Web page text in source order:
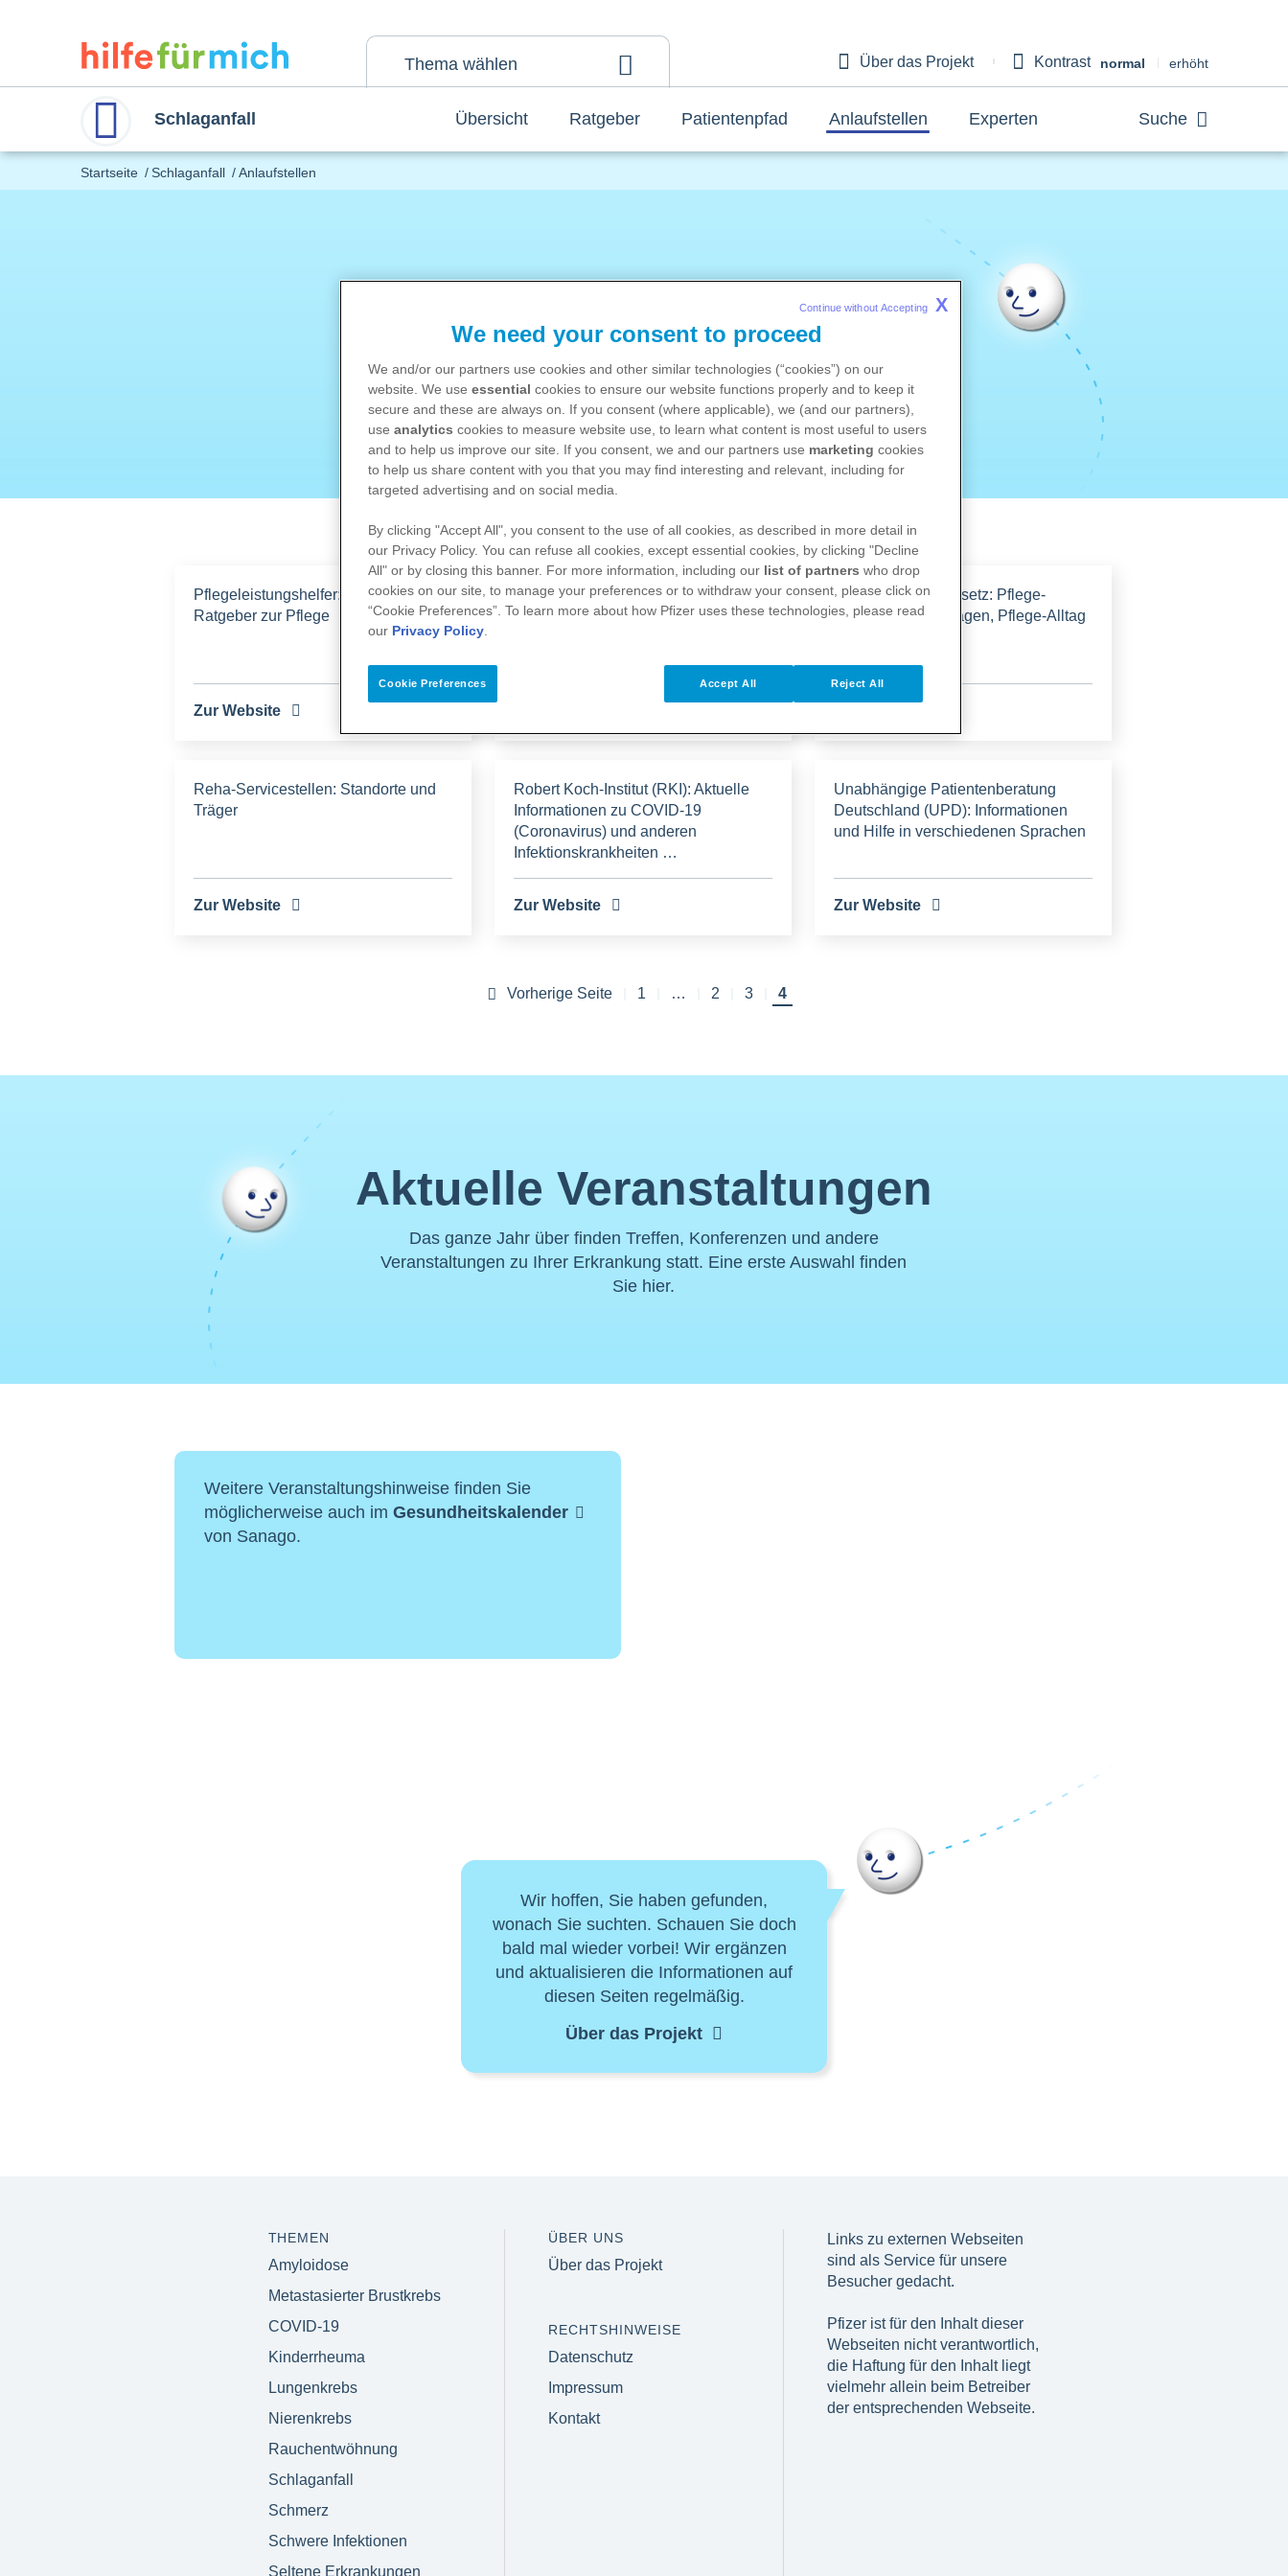
Thema wählen About
Über das Projekt Kontrast normal erhöht
Schlaganfall
Main
menu
Übersicht Ratgeber Patientenpfad Anlaufstellen Experten Suche
Startseite Schlaganfall Anlaufstellen
Diese Veranstaltungen, Organisationen, Plattformen und Foren
beschäftigen sich mit Ihrer Erkrankung. Hier finden Austausch mit
anderen, die vor den gleichen Herausforderungen stehen wie Sie.
Pflegeleistungshelfer: Digitaler
Ratgeber zur Pflege
Zur Website
Pflegenaut: Informationsportal für
pflegende Angehörige
Pflegestärkungsgesetz: Pflege-
Wissen, Pflege-Fragen, Pflege-Alltag
Reha-Servicestellen: Standorte und
Träger
Zur Website
Robert Koch-Institut (RKI): Aktuelle
Informationen zu COVID-19
(Coronavirus) und anderen
Infektionskrankheiten …
Zur Website
Unabhängige Patientenberatung
Deutschland (UPD): Informationen
und Hilfe in verschiedenen Sprachen
Zur Website
Seitennummerierung
Vorherige Seite
Vorherige Seite
Erste
1 … Seite
2 Seite
3
Aktuelle
Seite
4
Aktuelle Veranstaltungen
Das ganze Jahr über finden Treffen, Konferenzen und andere
Veranstaltungen zu Ihrer Erkrankung statt. Eine erste Auswahl finden
Sie hier.
Weitere Veranstaltungshinweise finden Sie
möglicherweise auch im Gesundheitskalender
von Sanago.
Wir hoffen, Sie haben gefunden,
wonach Sie suchten. Schauen Sie doch
bald mal wieder vorbei! Wir ergänzen
und aktualisieren die Informationen auf
diesen Seiten regelmäßig.
Über das Projekt
THEMEN
Amyloidose
Metastasierter Brustkrebs
COVID-19
Kinderrheuma
Lungenkrebs
Nierenkrebs
Rauchentwöhnung
Schlaganfall
Schmerz
Schwere Infektionen
Seltene Erkrankungen
ÜBER UNS
Über das Projekt
RECHTSHINWEISE
Datenschutz
Impressum
Kontakt
Links zu externen Webseiten
sind als Service für unsere
Besucher gedacht.
Pfizer ist für den Inhalt dieser
Webseiten nicht verantwortlich,
die Haftung für den Inhalt liegt
vielmehr allein beim Betreiber
der entsprechenden Webseite.
We need your consent to proceed
We and/or our partners use cookies and other similar technologies (“cookies”) on our
website. We use essential cookies to ensure our website functions properly and to keep it
secure and these are always on. If you consent (where applicable), we (and our partners),
use analytics cookies to measure website use, to learn what content is most useful to users
and to help us improve our site. If you consent, we and our partners use marketing cookies
to help us share content with you that you may find interesting and relevant, including for
targeted advertising and on social media.
By clicking "Accept All", you consent to the use of all cookies, as described in more detail in
our Privacy Policy. You can refuse all cookies, except essential cookies, by clicking "Decline
All" or by closing this banner. For more information, including our list of partners who drop
cookies on our site, to manage your preferences or to withdraw your consent, please click on
“Cookie Preferences”. To learn more about how Pfizer uses these technologies, please read
our Privacy Policy
Cookie Preferences Reject All
Accept All
Continue without Accepting X